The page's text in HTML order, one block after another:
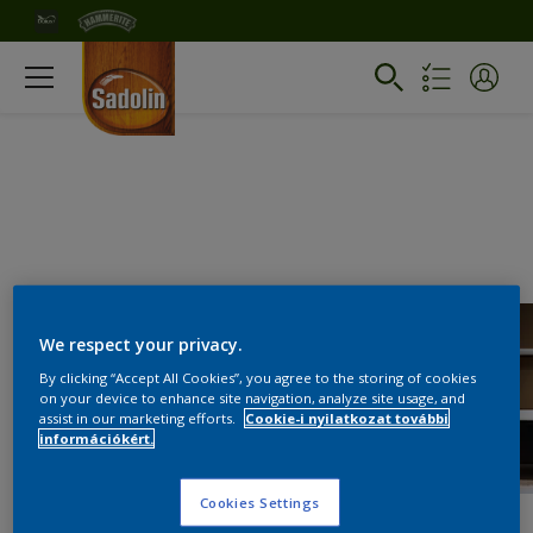
We respect your privacy.
By clicking “Accept All Cookies”, you agree to the storing of cookies
on your device to enhance site navigation, analyze site usage, and
assist in our marketing efforts.
Cookie-i nyilatkozat további
információkért.
Cookies Settings